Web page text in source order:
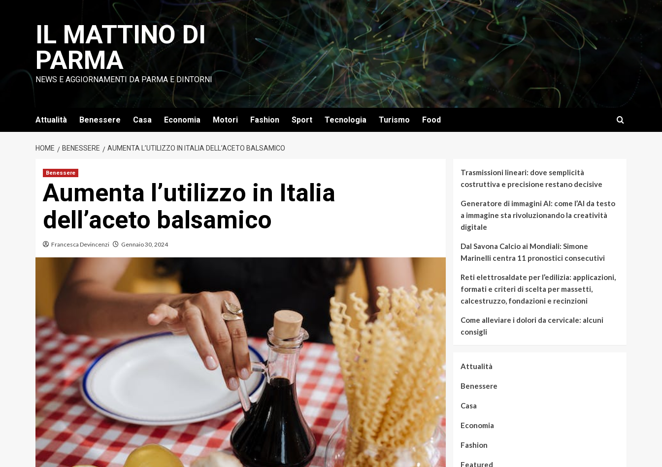
IL MATTINO DI
PARMA
NEWS E AGGIORNAMENTI DA PARMA E DINTORNI
Attualità Benessere Casa Economia Motori Fashion Sport Tecnologia Turismo Food
HOME BENESSERE AUMENTA L’UTILIZZO IN ITALIA DELL’ACETO BALSAMICO
Benessere
Aumenta l’utilizzo in Italia
dell’aceto balsamico
Francesca Devincenzi Gennaio 30, 2024
Trasmissioni lineari: dove semplicità
costruttiva e precisione restano decisive
Generatore di immagini AI: come l’AI da testo
a immagine sta rivoluzionando la creatività
digitale
Dal Savona Calcio ai Mondiali: Simone
Marinelli centra 11 pronostici consecutivi
Reti elettrosaldate per l’edilizia: applicazioni,
formati e criteri di scelta per massetti,
calcestruzzo, fondazioni e recinzioni
Come alleviare i dolori da cervicale: alcuni
consigli
Attualità
Benessere
Casa
Economia
Fashion
Featured